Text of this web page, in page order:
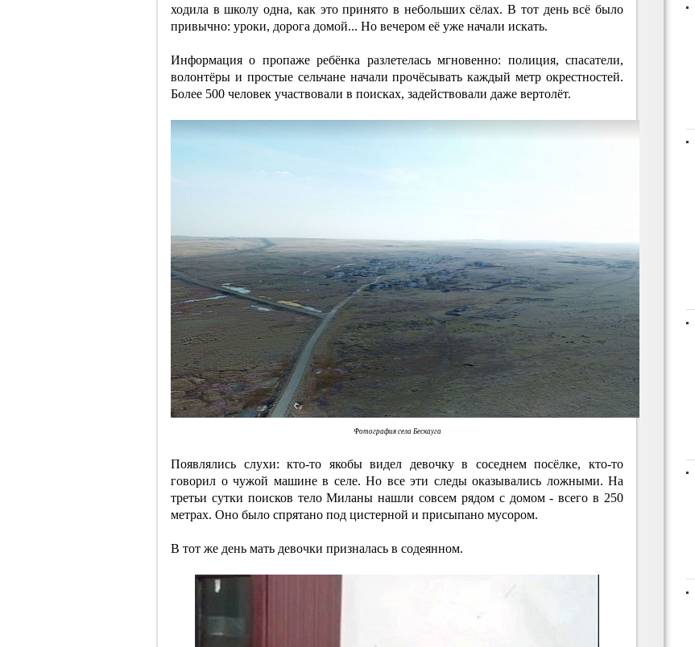
ходила в школу одна, как это принято в небольших сёлах. В тот день всё было
привычно: уроки, дорога домой... Но вечером её уже начали искать.
Информация о пропаже ребёнка разлетелась мгновенно: полиция, спасатели,
волонтёры и простые сельчане начали прочёсывать каждый метр окрестностей.
Более 500 человек участвовали в поисках, задействовали даже вертолёт.
Фотография села Бескауга
Появлялись слухи: кто-то якобы видел девочку в соседнем посёлке, кто-то
говорил о чужой машине в селе. Но все эти следы оказывались ложными. На
третьи сутки поисков тело Миланы нашли совсем рядом с домом - всего в 250
метрах. Оно было спрятано под цистерной и присыпано мусором.
В тот же день мать девочки призналась в содеянном.